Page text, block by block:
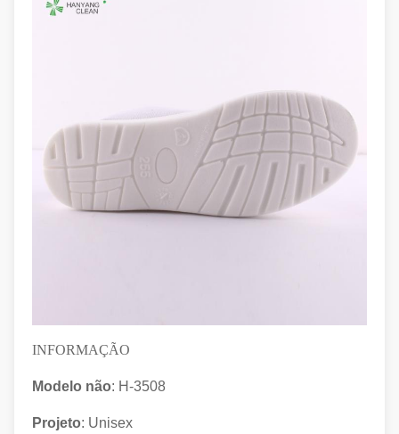
INFORMAÇÃO
Modelo não: H-3508
Projeto: Unisex